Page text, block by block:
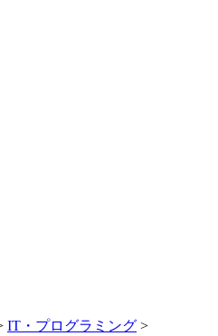
IT・プログラミング >